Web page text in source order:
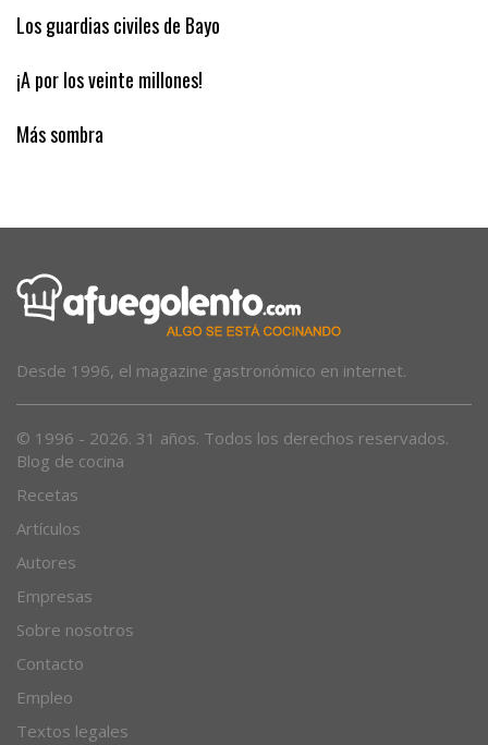
Los guardias civiles de Bayo
¡A por los veinte millones!
Más sombra
Desde 1996, el magazine gastronómico en internet.
© 1996 - 2026. 31 años. Todos los derechos reservados.
Blog de cocina
Recetas
Artículos
Autores
Empresas
Sobre nosotros
Contacto
Empleo
Textos legales